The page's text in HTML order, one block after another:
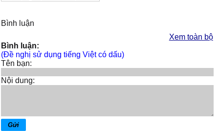
Bình luận
Xem toàn bộ
Bình luận:
(Đề nghị sử dụng tiếng Việt có dấu)
Tên bạn:
Nội dung: